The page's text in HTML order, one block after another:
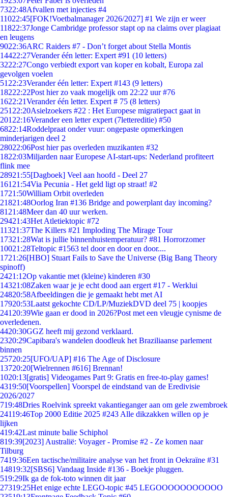
7322:48Afvallen met injecties #4
11022:45[FOK!Voetbalmanager 2026/2027] #1 We zijn er weer
11822:37Jonge Cambridge professor stapt op na claims over plagiaat
en leugens
9022:36ARC Raiders #7 - Don’t forget about Stella Montis
14422:27Verander één letter: Expert #91 (10 letters)
3222:27Congo verbiedt export van koper en kobalt, Europa zal
gevolgen voelen
51 22:23Verander één letter: Expert #143 (9 letters)
18222:22Post hier zo vaak mogelijk om 22:22 uur #76
1622:21Verander één letter. Expert # 75 (8 letters)
251 22:20Asielzoekers #22 : Het Europese migratiepact gaat in
201 22:16Verander een letter expert (7lettereditie) #50
6822:14Roddelpraat onder vuur: ongepaste opmerkingen
minderjarigen deel 2
28022:06Post hier pas overleden muzikanten #32
1822:03Miljarden naar Europese AI-start-ups: Nederland profiteert
flink mee
28921:55[Dagboek] Veel aan hoofd - Deel 27
161 21:54Via Pecunia - Het geld ligt op straat! #2
1721:50William Orbit overleden
21821:48Oorlog Iran #136 Bridge and powerplant day incoming?
81 21:48Meer dan 40 uur werken.
29421:43Het Atletiektopic #72
11321:37The Killers #21 Imploding The Mirage Tour
17321:28Wat is jullie binnenhuistemperatuur? #81 Horrorzomer
10021:28Teltopic #1563 tel door en door en door....
1721:26[HBO] Stuart Fails to Save the Universe (Big Bang Theory
spinoff)
2421:12Op vakantie met (kleine) kinderen #30
14321:08Zaken waar je je echt dood aan ergert #17 - Werklui
24820:58Afbeeldingen die je gemaakt hebt met AI
17920:53Laatst gekochte CD/LP/MuziekDVD deel 75 | koopjes
241 20:39Wie gaan er dood in 2026?Post met een vleugje cynisme de
overledenen.
4420:30GGZ heeft mij gezond verklaard.
2320:29Capibara's wandelen doodleuk het Braziliaanse parlement
binnen
25720:25[UFO/UAP] #16 The Age of Disclosure
13720:20[Wielrennen #616] Brennan!
1020:13[gratis] Videogames Part 9: Gratis en free-to-play games!
4319:50[Voorspellen] Voorspel de eindstand van de Eredivisie
2026/2027
719:48Dries Roelvink spreekt vakantieganger aan om gele zwembroek
24119:46Top 2000 Editie 2025 #243 Alle dikzakken willen op je
lijken
419:42Last minute balie Schiphol
819:39[2023] Australië: Voyager - Promise #2 - Ze komen naar
Tilburg
7419:36Een tactische/militaire analyse van het front in Oekraïne #31
14819:32[SBS6] Vandaag Inside #136 - Boekje pluggen.
519:29Ik ga de fok-toto winnen dit jaar
27319:25Het enige echte LEGO-topic #45 LEGOOOOOOOOOOO